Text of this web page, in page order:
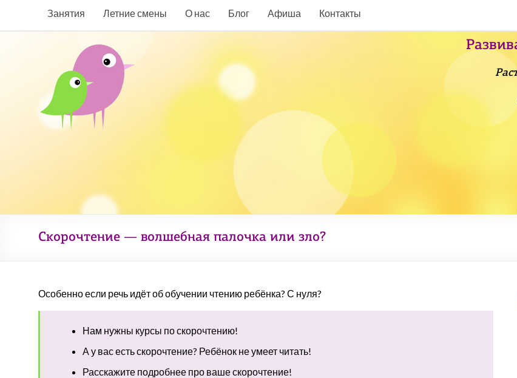
Занятия Летние смены О нас Блог Афиша Контакты
Скорочтение — волшебная палочка или зло?
Особенно если речь идёт об обучении чтению ребёнка? С нуля?
Нам нужны курсы по скорочтению!
А у вас есть скорочтение? Ребёнок не умеет читать!
Расскажите подробнее про ваше скорочтение!